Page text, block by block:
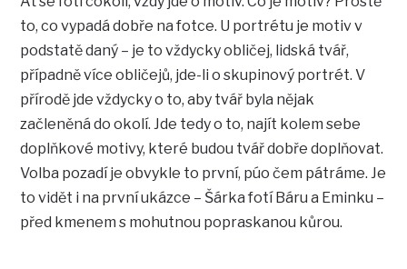
to, co vypadá dobře na fotce. U portrétu je motiv v
podstatě daný – je to vždycky obličej, lidská tvář,
případně více obličejů, jde-li o skupinový portrét. V
přírodě jde vždycky o to, aby tvář byla nějak
začleněná do okolí. Jde tedy o to, najít kolem sebe
doplňkové motivy, které budou tvář dobře doplňovat.
Volba pozadí je obvykle to první, púo čem pátráme. Je
to vidět i na první ukázce – Šárka fotí Báru a Eminku –
před kmenem s mohutnou popraskanou kůrou.